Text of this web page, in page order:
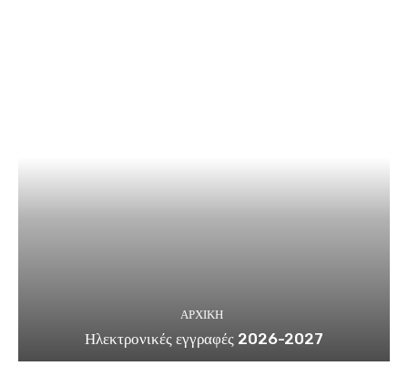
ΑΡΧΙΚΗ
Ηλεκτρονικές εγγραφές 2026-2027